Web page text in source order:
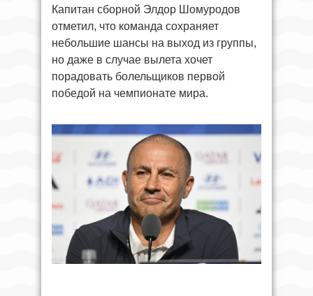
Капитан сборной Элдор Шомуродов
отметил, что команда сохраняет
небольшие шансы на выход из группы,
но даже в случае вылета хочет
порадовать болельщиков первой
победой на чемпионате мира.